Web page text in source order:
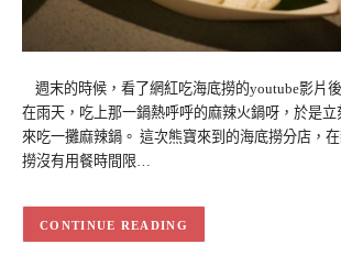
週末的時候，看了網紅吃海底撈的youtube影片
在雨天，吃上那一鍋熱呼呼的麻辣火鍋呀，於是
來吃一攤麻辣鍋。 這次熊寶來到的海底撈分店，
撈沒有用餐時間限…
CONTINUE READING